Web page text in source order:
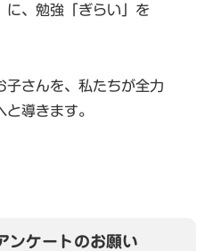
に、勉強「ぎらい」を
子さんを、私たちが全力
導きます。
ンケートのお願い